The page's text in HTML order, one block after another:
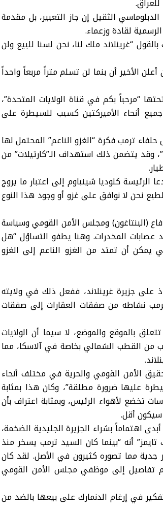
الثقيل إن جاز التعبير، بل مقدمة
لقادة وزعماء.
“غرينلاند ملك لنا، نحن لسنا للبيع ولن
الأخير أن بنما لن تسلم متراً مربعاً واحداً
“مرحباً بكم في قناة الولايات المتحدة”،
أنحاء الأميركتين كسبب للسيطرة على
ترمب فكرة “الغزو الناعم” المحتمل لها
يتضمن ذلك استهداف الـ”كارتيلات” من
كلوديا شينباوم إلى اعتبار ما يروج
نحن لا نوافق على غزو أو وجود هذا النوع
(البنتاغون) ومجلس الأمن القومي وسياسة
عصابات المخدرات. وهنا يطفو التساؤل “هل
يمكن أن تمتد من الغزو الناعم إلى الغزو
على جزيرة غرينلاند، ففعل ذلك في ولايته
نشاطه من صفقات العقارات إلى صفقات
بالموقع والموضع، لا سيما أن الولايات
من القطب الشمالي بخاصة في آلاسكا، مما
الأمن القومي والحرية في مختلف أنحاء
عليها ضرورة مطلقة”، وكان هذا بمثابة
تخضع لأهواء الرئيس، وبمثابة اعتراف بأن
سيكون أقل.
أبدى اهتماماً بشراء الجزيرة الجليدية الضخمة،
أنه “بينما كان السيد ترمب يسخر منذ
جدية مما تصوره كثيرون في الأصل. لقد كان
تفاصيل إلى موظفي مجلس الأمن القومي
في إرغام الدنمارك على بيعها بالضد من